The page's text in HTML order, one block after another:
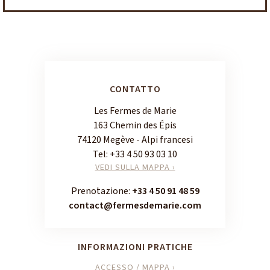
CONTATTO
Les Fermes de Marie
163 Chemin des Épis
74120 Megève - Alpi francesi
Tel: +33 4 50 93 03 10
VEDI SULLA MAPPA ›
Prenotazione: +33 4 50 91 48 59
contact@fermesdemarie.com
INFORMAZIONI PRATICHE